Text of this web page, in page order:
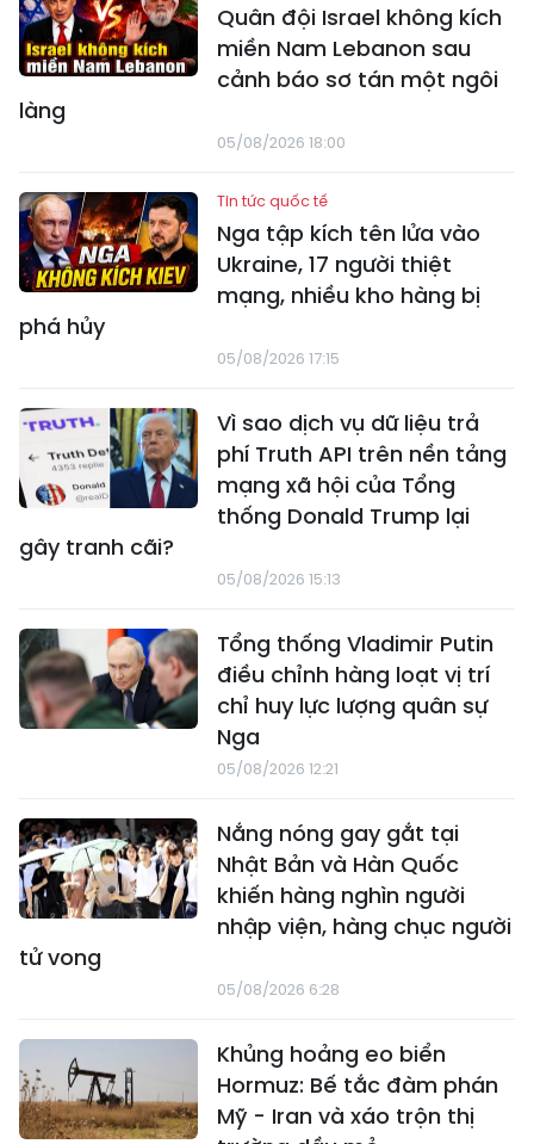
Quân đội Israel không kích
miền Nam Lebanon sau
cảnh báo sơ tán một ngôi
làng
05/08/2026 18:00
Tin tức quốc tế
Nga tập kích tên lửa vào
Ukraine, 17 người thiệt
mạng, nhiều kho hàng bị
phá hủy
05/08/2026 17:15
Vì sao dịch vụ dữ liệu trả
phí Truth API trên nền tảng
mạng xã hội của Tổng
thống Donald Trump lại
gây tranh cãi?
05/08/2026 15:13
Tổng thống Vladimir Putin
điều chỉnh hàng loạt vị trí
chỉ huy lực lượng quân sự
Nga
05/08/2026 12:21
Nắng nóng gay gắt tại
Nhật Bản và Hàn Quốc
khiến hàng nghìn người
nhập viện, hàng chục người
tử vong
05/08/2026 6:28
Khủng hoảng eo biển
Hormuz: Bế tắc đàm phán
Mỹ - Iran và xáo trộn thị